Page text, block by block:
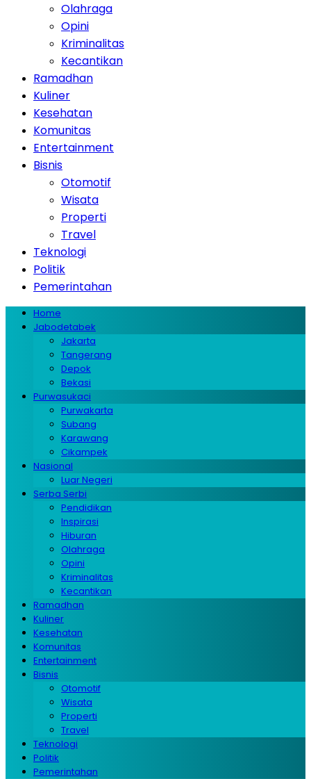
Olahraga
Opini
Kriminalitas
Kecantikan
Ramadhan
Kuliner
Kesehatan
Komunitas
Entertainment
Bisnis
Otomotif
Wisata
Properti
Travel
Teknologi
Politik
Pemerintahan
Home
Jabodetabek
Jakarta
Tangerang
Depok
Bekasi
Purwasukaci
Purwakarta
Subang
Karawang
Cikampek
Nasional
Luar Negeri
Serba Serbi
Pendidikan
Inspirasi
Hiburan
Olahraga
Opini
Kriminalitas
Kecantikan
Ramadhan
Kuliner
Kesehatan
Komunitas
Entertainment
Bisnis
Otomotif
Wisata
Properti
Travel
Teknologi
Politik
Pemerintahan